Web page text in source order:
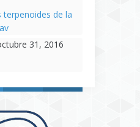
de la
31, 2016